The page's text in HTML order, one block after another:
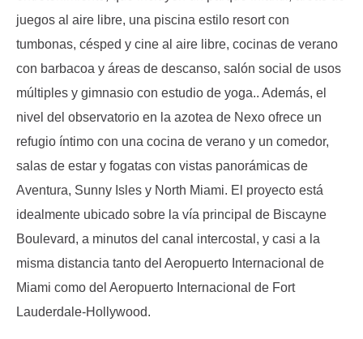
juegos al aire libre, una piscina estilo resort con
tumbonas, césped y cine al aire libre, cocinas de verano
con barbacoa y áreas de descanso, salón social de usos
múltiples y gimnasio con estudio de yoga.. Además, el
nivel del observatorio en la azotea de Nexo ofrece un
refugio íntimo con una cocina de verano y un comedor,
salas de estar y fogatas con vistas panorámicas de
Aventura, Sunny Isles y North Miami. El proyecto está
idealmente ubicado sobre la vía principal de Biscayne
Boulevard, a minutos del canal intercostal, y casi a la
misma distancia tanto del Aeropuerto Internacional de
Miami como del Aeropuerto Internacional de Fort
Lauderdale-Hollywood.